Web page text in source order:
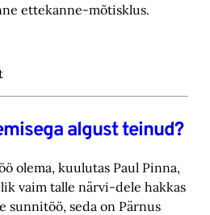
ettekanne-mõtisklus.‎
algust teinud?
olema, kuulutas Paul Pinna,
vaim talle närvi-‎dele hakkas
sunnitöö, seda on Pärnus